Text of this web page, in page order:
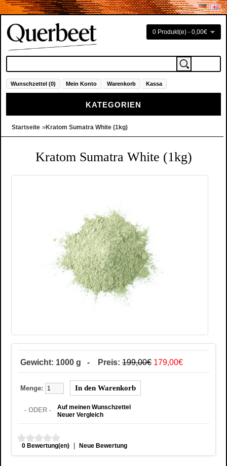
0 Produkt(e) - 0,00€
Wunschzettel (0) Mein Konto Warenkorb Kassa
KATEGORIEN
Startseite »Kratom Sumatra White (1kg)
Kratom Sumatra White (1kg)
Gewicht: 1000 g - Preis: 199,00€ 179,00€
Menge:
- ODER -
Auf meinen Wunschzettel
Neuer Vergleich
0 Bewertung(en) | Neue Bewertung